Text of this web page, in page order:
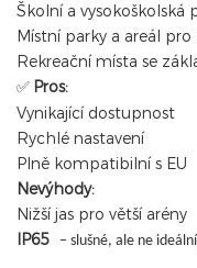
Školní a vysokoškolská
Místní parky a areál
Rekreační místa se
✅ Pros:
Vynikající dostupnost
Rychlé nastavení
Plně kompatibilní s EU
Nevýhody:
Nižší jas pro větší arény
IP65
– slušné, ale ne